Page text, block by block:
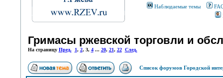
Наблюдаемые темы
Гримасы ржевской торговли и
На страницу Пред. 1, 2, 3, 4... 20, 21, 22 След.
Список форумов Городской